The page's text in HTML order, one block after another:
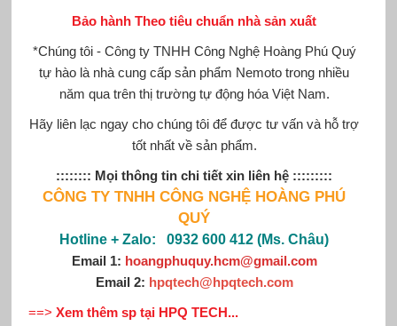
Bảo hành Theo tiêu chuẩn nhà sản xuất
*Chúng tôi - Công ty TNHH Công Nghệ Hoàng Phú Quý
tự hào là nhà cung cấp sản phẩm Nemototrong nhiều
năm qua trên thị trường tự động hóa Việt Nam.
Hãy liên lạc ngay cho chúng tôi để được tư vấn và hỗ trợ
tốt nhất về sản phẩm.
:::::::: Mọi thông tin chi tiết xin liên hệ :::::::::
CÔNG TY TNHH CÔNG NGHỆ HOÀNG PHÚ
QUÝ
Hotline + Zalo: 0932 600 412 (Ms. Châu)
Email 1: hoangphuquy.hcm@gmail.com
Email 2: hpqtech@hpqtech.com
==> Xem thêm sp tại HPQ TECH...